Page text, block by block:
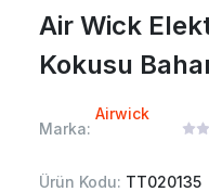
Air Wick
Kokusu
Marka:
Airwick
Ürün Kodu: TT020135